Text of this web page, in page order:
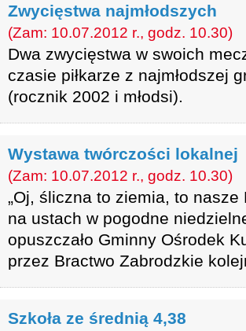
Zwycięstwa najmłodszych
(Zam: 10.07.2012 r., godz. 10.30)
Dwa zwycięstwa w swoich
czasie piłkarze z najmłodszej
(rocznik 2002 i młodsi).
Wystawa twórczości lokalnej
(Zam: 10.07.2012 r., godz. 10.30)
„Oj, śliczna to ziemia, to
na ustach w pogodne
opuszczało Gminny Ośrodek
przez Bractwo Zabrodzkie
Szkoła ze średnią 4,38